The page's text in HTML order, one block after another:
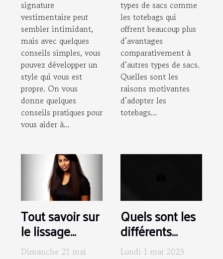
signature
vestimentaire peut
sembler intimidant,
mais avec quelques
conseils simples, vous
pouvez développer un
style qui vous est
propre. On vous
donne quelques
conseils pratiques pour
vous aider à...
types de sacs comme
les totebags qui
offrent beaucoup plus
d’avantages
comparativement à
d’autres types de sacs.
Quelles sont les
raisons motivantes
d’adopter les
totebags...
Tout savoir sur
le lissage
brésilien
Dimanche 21 mai
Quels sont les
différents
types de
Lundi 1 mai 2023